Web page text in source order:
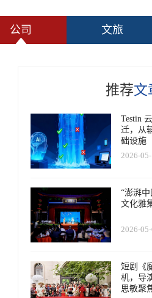
公司 文旅
推荐文
Testin
迁，从
础设施
2026-
“澎湃中
文化雅
2026-
短剧《
机，导
思敏聚